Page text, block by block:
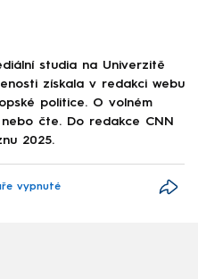
studia na Univerzitě
získala v redakci webu
politice. O volném
čte. Do redakce CNN
2025.
vypnuté